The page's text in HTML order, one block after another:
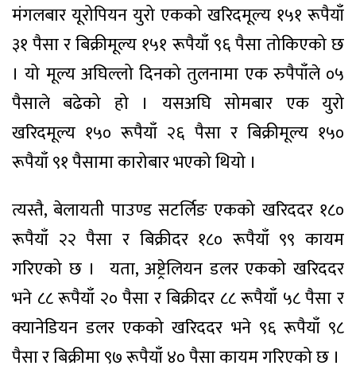
मंगलबार यूरोपियन युरो एकको खरिदमूल्य १५१ रूपैयाँ
३१ पैसा र बिक्रीमूल्य १५१ रूपैयाँ ९६ पैसा तोकिएको छ
। यो मूल्य अघिल्लो दिनको तुलनामा एक रुपैपाँले ०५
पैसाले बढेको हो । यसअघि सोमबार एक युरो
खरिदमूल्य १५० रूपैयाँ २६ पैसा र बिक्रीमूल्य १५०
रूपैयाँ ९१ पैसामा कारोबार भएको थियो ।
त्यस्तै, बेलायती पाउण्ड सटर्लिङ एकको खरिददर १८०
रूपैयाँ २२ पैसा र बिक्रीदर १८० रूपैयाँ ९९ कायम
गरिएको छ । यता, अष्ट्रेलियन डलर एकको खरिददर
भने ८८ रूपैयाँ २० पैसा र बिक्रीदर ८८ रूपैयाँ ५८ पैसा र
क्यानेडियन डलर एकको खरिददर भने ९६ रूपैयाँ ९८
पैसा र बिक्रीमा ९७ रूपैयाँ ४० पैसा कायम गरिएको छ ।